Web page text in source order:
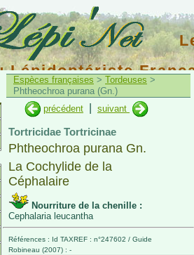
Lépidoptériste
Espèces françaises > Tordeuses >
Phtheochroa purana (Gn.)
précédent
suivant
Tortricidae Tortricinae
Phtheochroa purana Gn.
La Cochylide de la
Céphalaire
Nourriture de la chenille :
Cephalaria leucantha
Références : Id TAXREF : n°247602 / Guide
Robineau (2007) : -